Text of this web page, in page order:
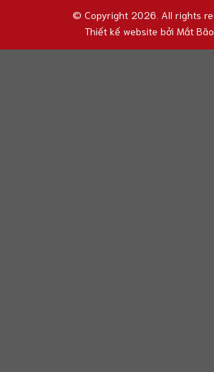
© Copyright 2026. All rights
Thiết kế website bởi Mắt